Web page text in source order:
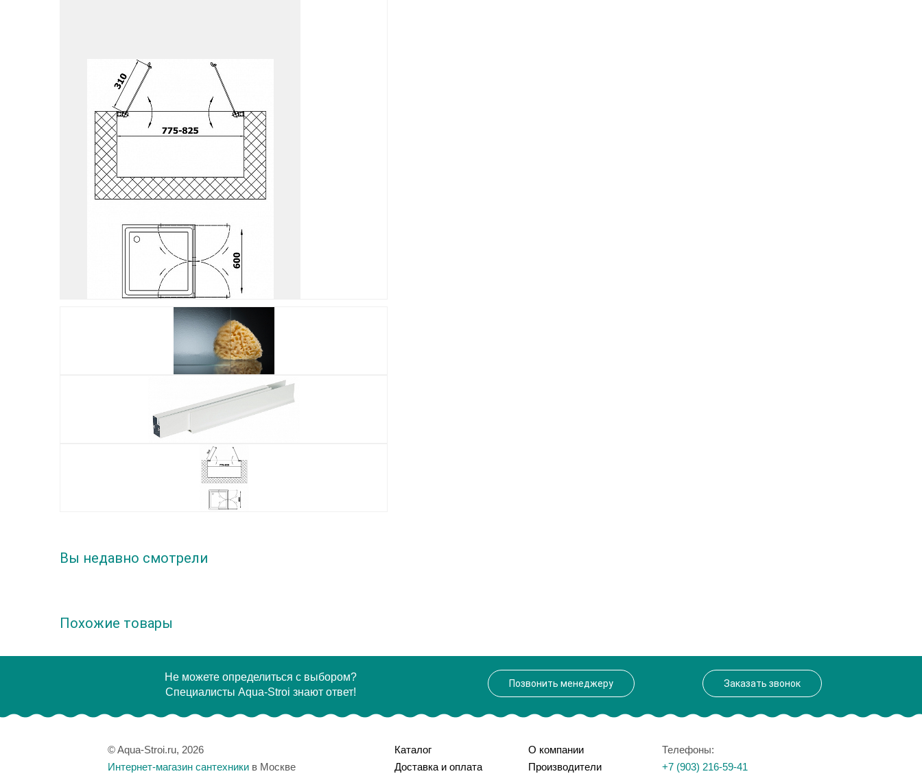
Вы недавно смотрели
Похожие товары
Не можете определиться с выбором?
Специалисты Aqua-Stroi знают ответ!
Позвонить менеджеру Заказать звонок
© Aqua-Stroi.ru, 2026
Интернет-магазин сантехники в Москве
Каталог
Доставка и оплата
О компании
Производители
Телефоны:
+7 (903) 216-59-41